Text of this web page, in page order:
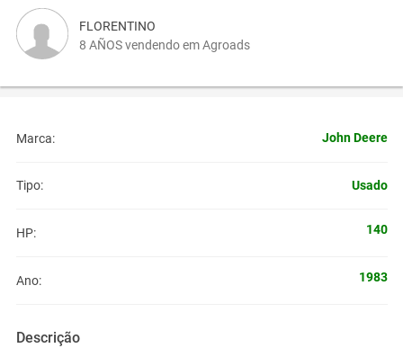
FLORENTINO
8 AÑOS vendendo em Agroads
Marca: John Deere
Tipo: Usado
HP: 140
Ano: 1983
Descrição